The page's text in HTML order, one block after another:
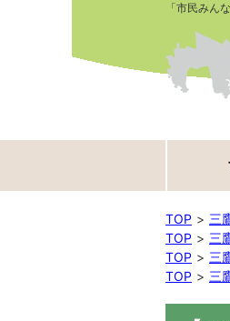
「市民みん
TOP 三
TOP
三
TOP
三
TOP
三